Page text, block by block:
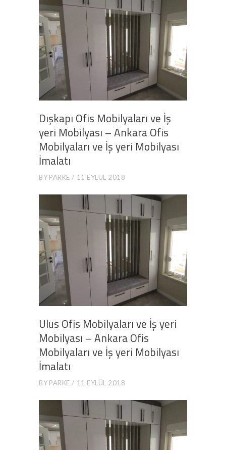
Dışkapı Ofis Mobilyaları ve İş
yeri Mobilyası – Ankara Ofis
Mobilyaları ve İş yeri Mobilyası
İmalatı
BY PARKE 11 EYLÜL 2018
Ulus Ofis Mobilyaları ve İş yeri
Mobilyası – Ankara Ofis
Mobilyaları ve İş yeri Mobilyası
İmalatı
BY PARKE 11 EYLÜL 2018